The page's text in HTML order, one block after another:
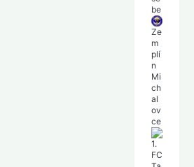
be
Ze
m
plí
n
Mi
ch
al
ov
ce